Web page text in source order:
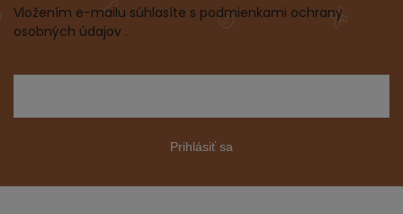
Vložením e-mailu súhlasíte s podmienkami ochrany
osobných údajov .
Prihlásiť sa